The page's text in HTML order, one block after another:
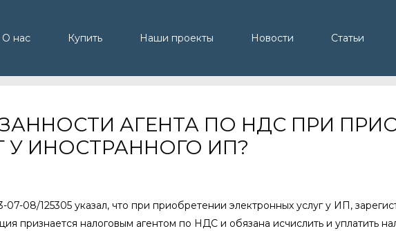
О нас Купить Наши проекты Новости Статьи
АГЕНТА ПО НДС ПРИ
У ИНОСТРАННОГО ИП?
08/125305 указал, что при приобретении электронных услуг у ИП,
признается налоговым агентом по НДС и обязана исчислить и